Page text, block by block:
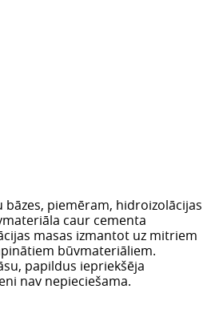
piemēram, hidroizolācijas
caur cementa
masas izmantot uz mitriem
būvmateriāliem.
papildus iepriekšēja
nav nepieciešama.